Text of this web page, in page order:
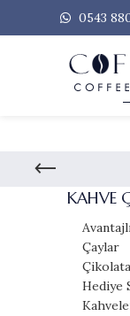
0543
KAHVE
Çaylar
Çikolata
Hediye